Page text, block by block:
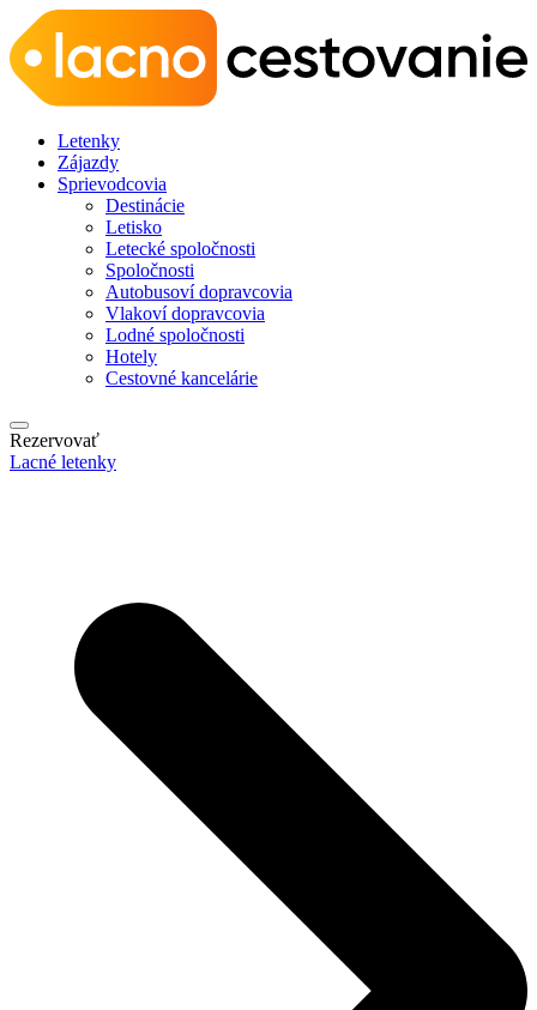
Letenky
Zájazdy
Sprievodcovia
Destinácie
Letisko
Letecké spoločnosti
Spoločnosti
Autobusoví dopravcovia
Vlakoví dopravcovia
Lodné spoločnosti
Hotely
Cestovné kancelárie
Rezervovať
Lacné letenky